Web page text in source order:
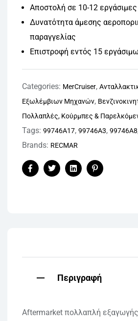
Αποστολή σε 10-12 εργάσιμες
Δυνατότητα άμεσης
παραγγελίας
Επιστροφή εντός 15
Categories: MerCruiser,
Εξωλέμβιων Μηχανών,
Πολλαπλές, Κούρμπες &
Tags: 99746A17, 99746A3, 99746A8
Brands: RECMAR
FacebookTwitterLinkedinPinterest
Περιγραφή
Aftermarket πολλαπλή